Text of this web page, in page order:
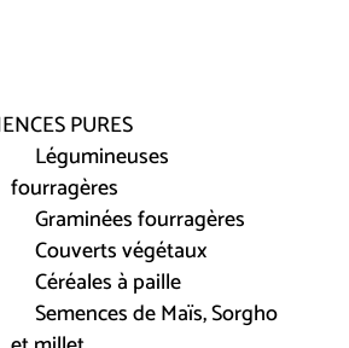
PURES
Légumineuses
fourragères
Graminées fourragères
Couverts végétaux
Céréales à paille
Semences de Maïs, Sorgho